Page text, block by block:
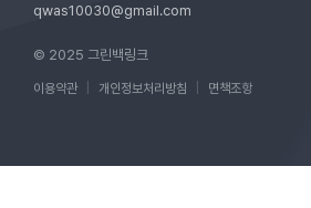
qwas10030@gmail.com
© 2025 그린백링크
이용약관 개인정보처리방침 면책조항